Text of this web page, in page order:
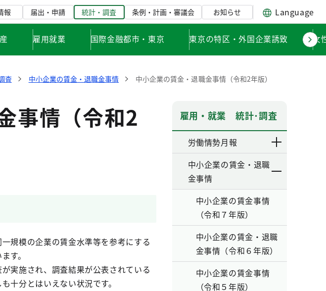
報 届出・申請 統計・調査 条例・計画・審議会 お知らせ Language
雇用就業 国際金融都市・東京 東京の特区・外国企業誘致 女
査 中小企業の賃金・退職金事情 中小企業の賃金・退職金事情（令和2年版）
事情（令和2
規模の企業の賃金水準等を参考にする
す。
実施され、調査結果が公表されている
十分とはいえない状況です。
雇用・就業 統計･調査
労働情勢月報
中小企業の賃金・退職
金事情
中小企業の賃金事情
（令和７年版）
中小企業の賃金・退職
金事情（令和６年版）
中小企業の賃金事情
（令和５年版）